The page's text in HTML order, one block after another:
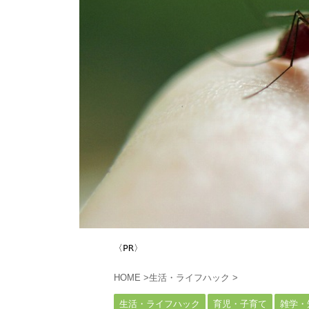
〈PR〉
HOME >生活・ライフハック >
生活・ライフハック 育児・子育て 雑学・